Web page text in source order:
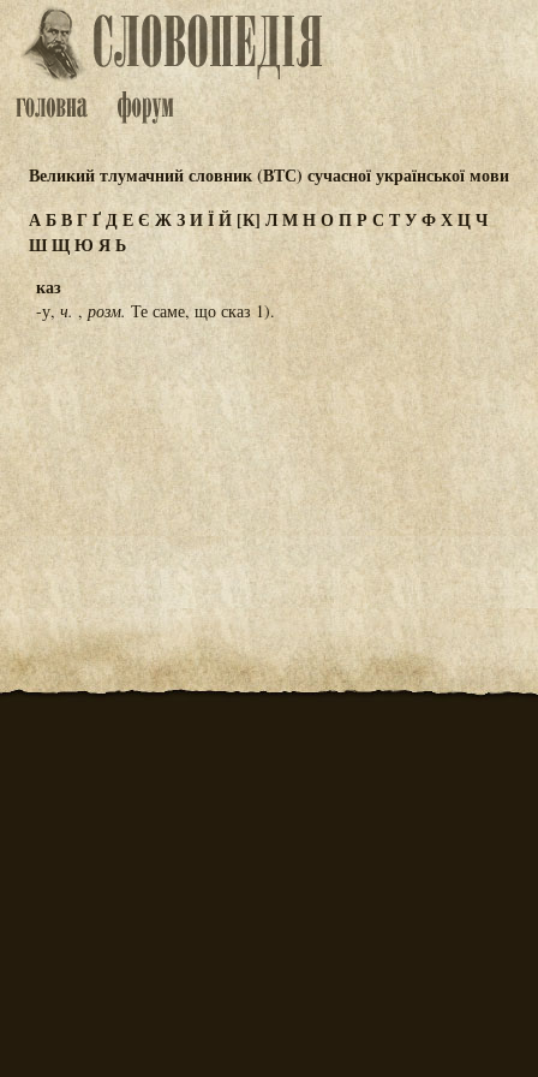
Великий тлумачний словник (ВТС) сучасної української мови
АБВГҐДЕЄ ЖЗИЇЙ [К] ЛМНОПР СТУФХЦЧ
ШЩЮЯЬ
каз
-у, ч. , розм. Те саме, що сказ 1).